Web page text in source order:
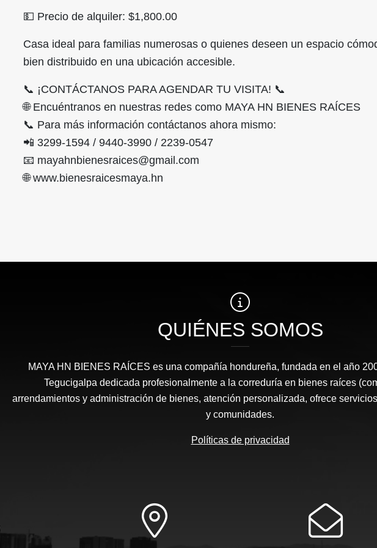
💵 Precio de alquiler: $1,800.00
Casa ideal para familias numerosas o quienes deseen un espacio
bien distribuido en una ubicación accesible.
📞 ¡CONTÁCTANOS PARA AGENDAR TU VISITA! 📞
🌐 Encuéntranos en nuestras redes como MAYA HN BIENES RAÍCES
📞 Para más información contáctanos ahora mismo:
📲 3299-1594 / 9440-3990 / 2239-0547
📧 mayahnbienesraices@gmail.com
🌐 www.bienesraicesmaya.hn
QUIÉNES SOMOS
MAYA HN BIENES RAÍCES​ es una compañía hondureña, fundada en el año
Tegucigalpa dedicada profesionalmente a la correduría en bienes raíces
arrendamientos y administración de bienes, atención personalizada, ofrece
y comunidades.
Políticas de privacidad